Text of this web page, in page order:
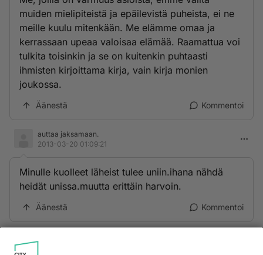
muiden mielipiteistä ja epäilevistä puheista, ei ne
meille kuulu mitenkään. Me elämme omaa ja
kerrassaan upeaa valoisaa elämää. Raamattua voi
tulkita toisinkin ja se on kuitenkin puhtaasti
ihmisten kirjoittama kirja, vain kirja monien
joukossa.
Äänestä Kommentoi
auttaa jaksamaan.
2013-03-20 01:09:21
Minulle kuolleet läheist tulee uniin.ihana nähdä
heidät unissa.muutta erittäin harvoin.
Äänestä Kommentoi